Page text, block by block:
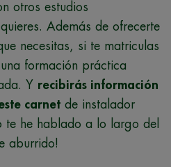
otros estudios
Además de ofrecerte
necesitas, si te matriculas
formación práctica
Y recibirás información
carnet de instalador
te he hablado a lo largo del
aburrido!